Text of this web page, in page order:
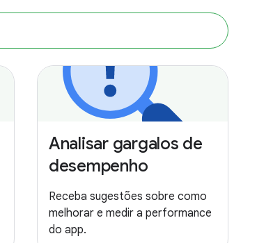
Analisar gargalos de
desempenho
Receba sugestões sobre como
melhorar e medir a performance
do app.